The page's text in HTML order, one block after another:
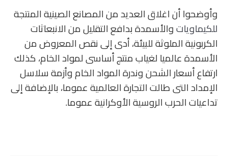
وأوضحوا أن اغلاق العديد من المصانع الصينية المنتجة
للكيماوياتوالأسمدة بدافع التقليل من الانبعاثات
الكربونية الملوثة للبيئة، أدى إلى نقص المعروض من
الأسمدة عالميا لغياب منتج أساسى لمواد الخام، كذلك
ارتفاع أسعار الشحن وندرة المواد الخام وأزمة سلاسل
الإمداد التى طالت التجارة العالمية عموما، بالإضافة إلى
تداعيات الحرب الروسية الأوكرانية عموما.